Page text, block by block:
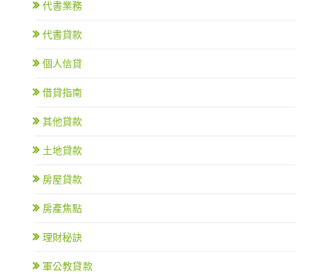
代書業務
代書貸款
個人信貸
借貸指南
其他貸款
土地貸款
房屋貸款
房產焦點
理財秘訣
軍公教貸款